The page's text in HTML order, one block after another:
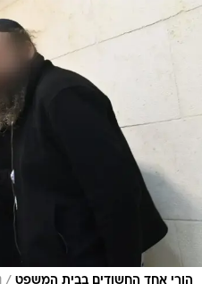
הורי אחד החשודים בבית המשפט